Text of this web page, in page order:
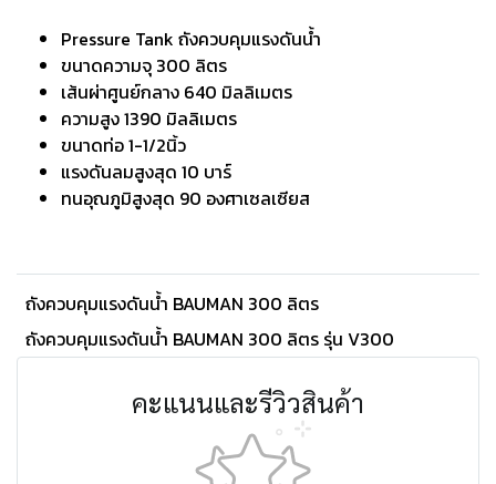
Pressure Tank ถังควบคุมแรงดันน้ำ
ขนาดความจุ 300 ลิตร
เส้นผ่าศูนย์กลาง 640 มิลลิเมตร
ความสูง 1390 มิลลิเมตร
ขนาดท่อ 1-1/2นิ้ว
แรงดันลมสูงสุด 10 บาร์
ทนอุณภูมิสูงสุด 90 องศาเซลเซียส
ถังควบคุมแรงดันน้ำ BAUMAN 300 ลิตร
ถังควบคุมแรงดันน้ำ BAUMAN 300 ลิตร รุ่น V300
คะแนนและรีวิวสินค้า